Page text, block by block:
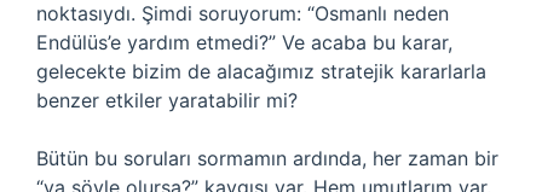
noktasıydı. Şimdi soruyorum: “Osmanlı neden
Endülüs’e yardım etmedi?” Ve acaba bu karar,
gelecekte bizim de alacağımız stratejik kararlarla
benzer etkiler yaratabilir mi?
Bütün bu soruları sormamın ardında, her zaman bir
“ya şöyle olursa?” kaygısı var. Hem umutlarım var,